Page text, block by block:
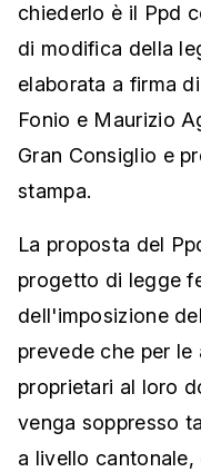
chiederlo è il Ppd
di modifica della
elaborata a firma
Fonio e Maurizio
Gran Consiglio e
stampa.
La proposta del
progetto di legge
dell'imposizione
prevede che per
proprietari al loro
venga soppresso
a livello